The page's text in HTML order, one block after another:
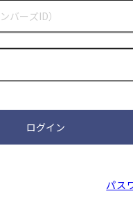
パス